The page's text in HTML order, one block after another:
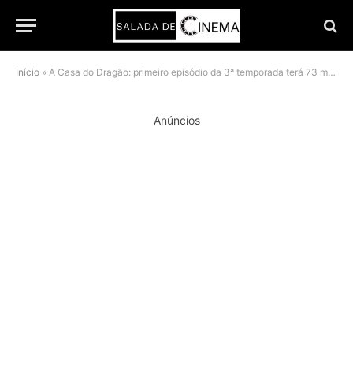
Início » A Casa do Dragão: primeiro episódio da 3ª temporada terá 73 minutos
Anúncios